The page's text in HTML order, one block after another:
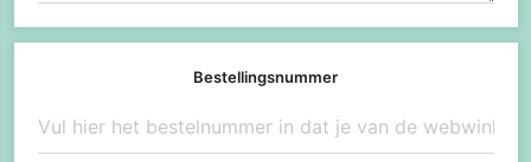
Bestellingsnummer